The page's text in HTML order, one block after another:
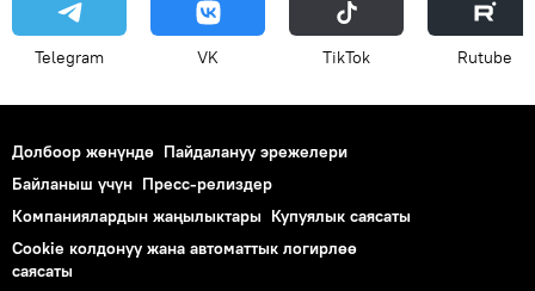
Telegram VK ТikТоk Rutube
Долбоор жөнүндө Пайдалануу эрежелери
Байланыш үчүн Пресс-релиздер
Компаниялардын жаңылыктары Купуялык саясаты
Cookie колдонуу жана автоматтык логирлөө
саясаты